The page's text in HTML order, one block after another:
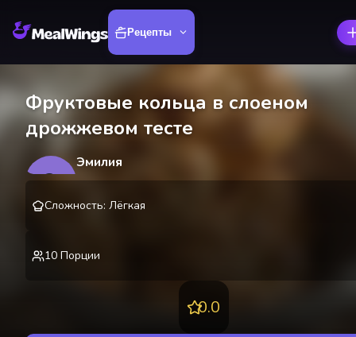
Рецепты
Фруктовые кольца в слоеном
дрожжевом тесте
Э
Эмилия
Сложность: Лёгкая
10 Порции
0.0